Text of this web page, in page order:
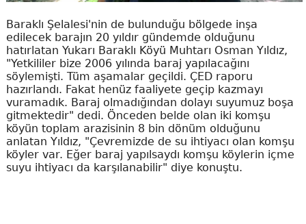
Baraklı Şelalesi'nin de bulunduğu bölgede inşa
edilecek barajın 20 yıldır gündemde olduğunu
hatırlatan Yukarı Baraklı Köyü Muhtarı Osman Yıldız,
"Yetkililer bize 2006 yılında baraj yapılacağını
söylemişti. Tüm aşamalar geçildi. ÇED raporu
hazırlandı. Fakat henüz faaliyete geçip kazmayı
vuramadık. Baraj olmadığından dolayı suyumuz boşa
gitmektedir" dedi. Önceden belde olan iki komşu
köyün toplam arazisinin 8 bin dönüm olduğunu
anlatan Yıldız, "Çevremizde de su ihtiyacı olan komşu
köyler var. Eğer baraj yapılsaydı komşu köylerin içme
suyu ihtiyacı da karşılanabilir" diye konuştu.